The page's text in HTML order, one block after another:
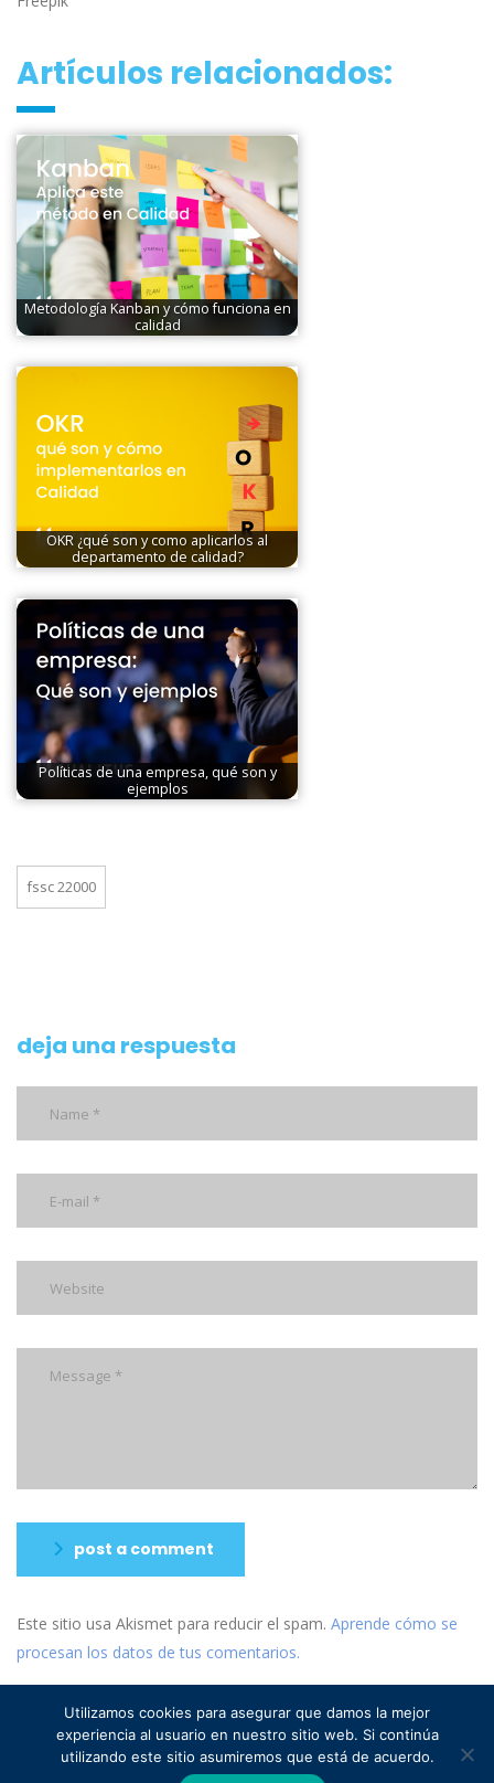
Artículos relacionados:
Metodología Kanban y cómo funciona en
calidad
OKR ¿qué son y como aplicarlos al
departamento de calidad?
Políticas de una empresa, qué son y
ejemplos
fssc 22000
deja una respuesta
post a comment
Este sitio usa Akismet para reducir el spam. Aprende cómo se
procesan los datos de tus comentarios.
Utilizamos cookies para asegurar que damos la mejor
experiencia al usuario en nuestro sitio web. Si continúa
utilizando este sitio asumiremos que está de acuerdo.